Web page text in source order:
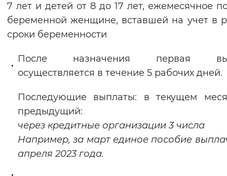
Вернуть стандартные настройки
7 лет и детей от 8 до 17 лет, ежемесячное
беременной женщине, вставшей на учет в
сроки беременности
После назначения первая
осуществляется в течение 5 рабочих дней.
Последующие выплаты: в текущем
предыдущий:
через кредитные организации 3 числа
Например, за март единое пособие
апреля 2023 года.